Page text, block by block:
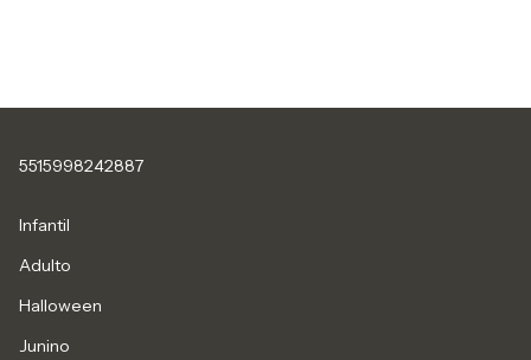
5515998242887
Infantil
Adulto
Halloween
Junino